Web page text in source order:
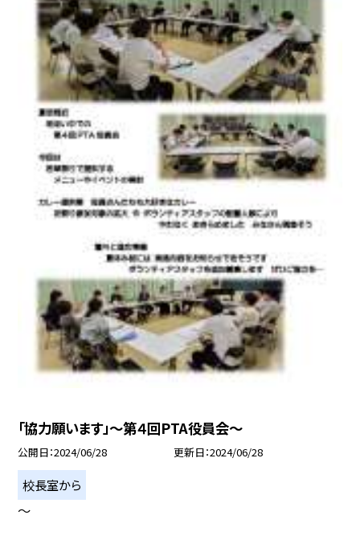
「協力願います」〜第４回PTA役員会〜
公開日 2024/06/28 更新日 2024/06/28
校長室から
〜